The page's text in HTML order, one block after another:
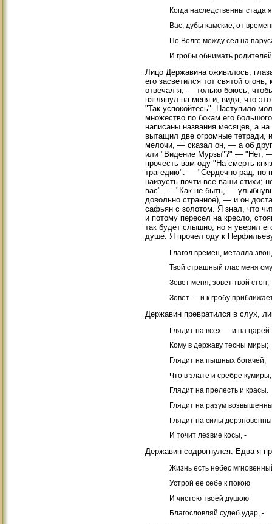
Когда наследственны стада
Вас, дубы камские, от
По Волге между сел на
И гробы обнимать
Лицо Державина оживилось,
его засветился тот святой
отвечал я, — только боюсь,
взглянул на меня и, видя, что
"Так успокойтесь". Наступило
множество по бокам его
написаны названия месяцев, а
вытащил две огромные тетради,
мелочи, — сказал он, — а об
или "Видение Мурзы"?" — "Нет, —
прочесть вам оду "На смерть
трагедию". — "Сердечно рад, но
наизусть почти все ваши стихи;
вас". — "Как не быть, —
довольно странное), — и он
сафьян с золотом. Я знал, что
и потому пересел на кресло,
так будет слышно, но я уверил
душе. Я прочел оду к
Глагол времен, металла звон,
Твой страшный глас меня
Зовет меня, зовет твой стон,
Зовет — и к гробу
Державин превратился в слух,
Глядит на всех — и на царей.
Кому в державу тесны миры;
Глядит на пышных богачей,
Что в злате и сребре кумиры;
Глядит на прелесть и красы.
Глядит на разум
Глядит на силы
И точит лезвие косы, -
Державин содрогнулся. Едва я
Жизнь есть небес
Устрой ее себе к покою
И чистою твоей душою
Благословляй судеб удар, -